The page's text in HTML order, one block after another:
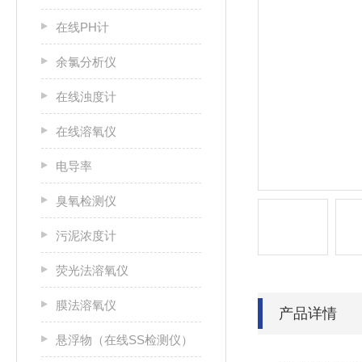
在线PH计
余氯分析仪
在线浊度计
在线溶氧仪
电导率
臭氧检测仪
污泥浓度计
荧光法溶氧仪
膜法溶氧仪
悬浮物（在线SS检测仪）
产品详情